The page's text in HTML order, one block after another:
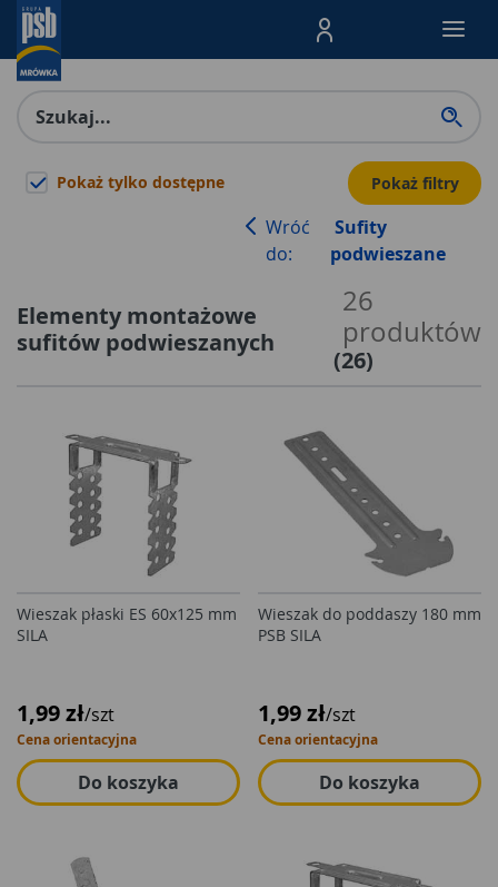
Menu Produktów,
Pokaż tylko dostępne Pokaż filtry
Wróć
do:
Sufity
podwieszane
Elementy montażowe
sufitów podwieszanych
26
produktów
(26)
Wieszak płaski ES 60x125 mm
SILA
1,99 zł/szt
Cena orientacyjna
Do koszyka
Wieszak do poddaszy 180 mm
PSB SILA
1,99 zł/szt
Cena orientacyjna
Do koszyka